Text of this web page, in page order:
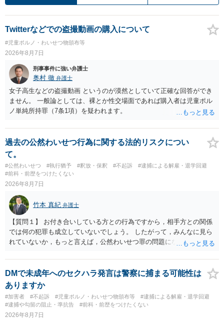
Twitterなどでの盗撮動画の購入について
#児童ポルノ・わいせつ物頒布等
2026年8月7日
刑事事件に強い弁護士
奥村 徹 弁護士
女子高生などの盗撮動画 というのが漠然としていて正確な回答ができ
ません。 一般論としては、裸とか性交場面であれば購入者は児童ポル
ノ単純所持罪（7条1項）を疑われます。
過去の公然わいせつ行為に関する法的リスクについ
て。
#公然わいせつ #執行猶予 #釈放・保釈 #不起訴
#逮捕による解雇・退学回避
#前科・前歴をつけたくない
2026年8月7日
竹本 真紀 弁護士
【質問１】 お付き合いしている方との行為ですから，相手方との関係
では何の犯罪も成立していないでしょう。 したがって，みんなに見ら
れていないか，もっと言えば，公然わいせつ罪の問題にならないかの
然性は，不特定又は多数の方が認識できる状態か否かで判断されま
す。 本件は，車の中という閉鎖された空間で行っており，不特定又は
多数の方が認識するのは困難な状態ですから，公然性はないと思いま
す。 また，意図的に示そうとする故意が必要ですが，本件では，通過
する車両があると服を着ている（わいせつな状態をなくしている）の
ですから，むしろ見られないようにしており，故意が認められること
DMで未成年へのセクハラ発言は警察に捕まる可能性は
ありますか
#加害者 #不起訴 #児童ポルノ・わいせつ物頒布等
#逮捕による解雇・退学回避
#逮捕や勾留の阻止・準抗告
#前科・前歴をつけたくない
2026年8月7日